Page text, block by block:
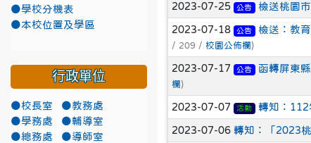
2023-07-25 公告 檢送桃園
2023-07-18 公告 檢送：教
/ 209 / 校園公佈欄 )
2023-07-17 公告 函轉屏東
欄 )
2023-07-07 活動 轉知：112
2023-07-06 轉知：「2023
●學校分機表
●本校位置及學區
行政單位
●校長室
●教務處
●學務處
●輔導室
●總務處
●導師室